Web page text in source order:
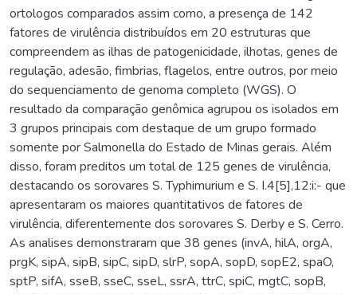
ortologos comparados assim como, a presença de 142
fatores de virulência distribuídos em 20 estruturas que
compreendem as ilhas de patogenicidade, ilhotas, genes de
regulação, adesão, fimbrias, flagelos, entre outros, por meio
do sequenciamento de genoma completo (WGS). O
resultado da comparação genômica agrupou os isolados em
3 grupos principais com destaque de um grupo formado
somente por Salmonella do Estado de Minas gerais. Além
disso, foram preditos um total de 125 genes de virulência,
destacando os sorovares S. Typhimurium e S. I.4[5],12:i:- que
apresentaram os maiores quantitativos de fatores de
virulência, diferentemente dos sorovares S. Derby e S. Cerro.
As analises demonstraram que 38 genes (invA, hilA, orgA,
prgK, sipA, sipB, sipC, sipD, slrP, sopA, sopD, sopE2, spaO,
sptP, sifA, sseB, sseC, sseL, ssrA, ttrC, spiC, mgtC, sopB,